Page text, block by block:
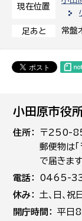
現在位置
足あと 常盤
小田原市役
住所
〒250-
郵便物は
で届きます
電話
0465-33-
休み
土､日､祝
開庁時間
平日